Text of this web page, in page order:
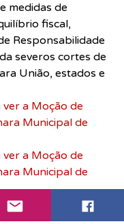
medidas de
fiscal,
Responsabilidade
severos cortes de
União, estados e
ver a Moção de
Municipal de
ver a Moção de
Municipal de
ver a Moção de